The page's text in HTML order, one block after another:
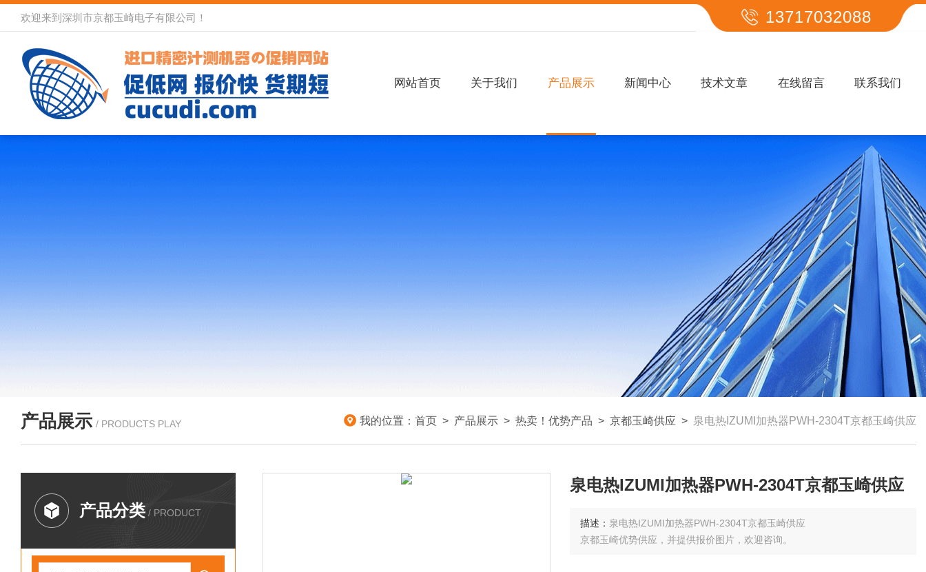
欢迎来到深圳市京都玉崎电子有限公司！ 13717032088
网站首页 关于我们 产品展示 新闻中心 技术文章 在线留言 联系我们
产品展示 / PRODUCTS PLAY 我的位置： 首页 > 产品展示 > 热卖！优势产品 > 京都玉崎供应 > 泉电热IZUMI加热器PWH-2304T京都玉崎供应
产品分类 / PRODUCT
泉电热IZUMI加热器PWH-2304T京都玉崎供应
描述： 泉电热IZUMI加热器PWH-2304T京都玉崎供应
京都玉崎优势供应，并提供报价图片，欢迎咨询。